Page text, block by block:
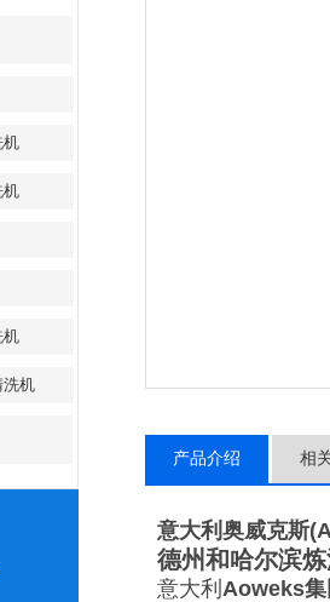
机
机
机
洗机
产品介绍 相
意大利奥威克斯
德州和哈尔滨
意大利 Aoweks